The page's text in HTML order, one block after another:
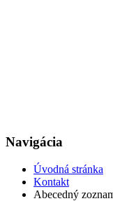
Navigácia
Úvodná stránka
Kontakt
Abecedný